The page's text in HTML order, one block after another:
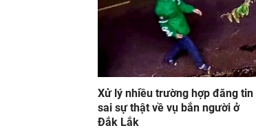
Xử lý nhiều trường hợp đăng tin
sai sự thật về vụ bắn người ở
Đắk Lắk